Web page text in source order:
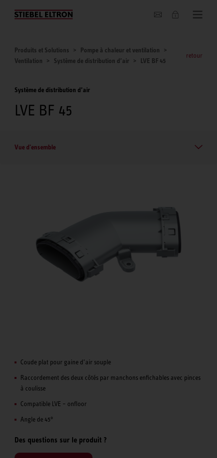
Entreprise
Produits et Solutions
Pompe à chaleur et ventilation
Ventilation
Système de distribution d’air LVE BF 45
retour
Système de distribution d’air
LVE BF 45
Vue d'ensemble
Coude plat pour gaine d’air souple
Raccordement des deux côtés par manchons enfichables avec pinces
à coulisse
Compatible LVE – onfloor
Angle de 45°
Des questions sur le produit ?